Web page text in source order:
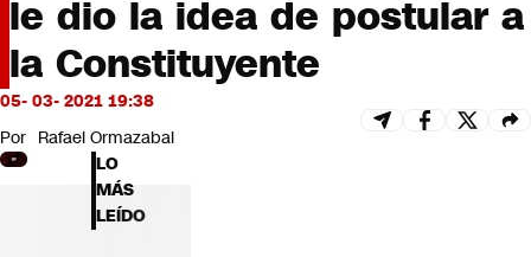
Bits
CNN tiempo
Futuro 360
le dio la idea de postular a
la Constituyente
05- 03- 2021 19:38
Por Rafael Ormazabal
LO
MÁS
LEÍDO